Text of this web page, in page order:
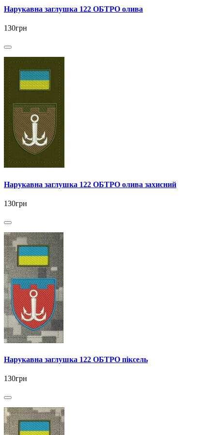
Нарукавна заглушка 122 ОБТРО олива
130грн
Нарукавна заглушка 122 ОБТРО олива захисний
130грн
Нарукавна заглушка 122 ОБТРО піксель
130грн